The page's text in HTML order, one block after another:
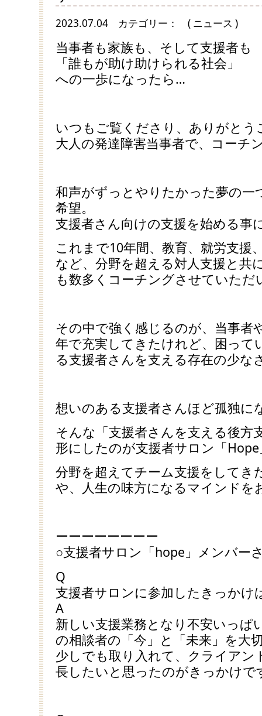
2023.07.04 カテゴリー： ( ニュース )
当事者も家族も、そして支援者も
「誰もが助け助けられる社会」
への一歩になったら…
いつもご覧くださり、ありがとう
大人の発達障害当事者で、コーチ
和声がずっとやりたかった夢の一
希望。
支援者さん向けの支援を始める事
これまで10年間、教育、就労支援
など、分野を超える対人支援と共
も数多くコーチングさせていただ
その中で強く感じるのが、当事者
年で充実してきたけれど、困って
る支援者さんを支える存在の少な
想いのある支援者さんほど孤独に
そんな「支援者さんを支える後方
形にしたのが支援者サロン「
分野を超えてチーム支援をしてき
や、人生の味方になるマインドを
ーーーーーーーー
○支援者サロン「hope」メンバー
Q
支援者サロンに参加したきっかけ
A
新しい支援業務となり不安いっぱ
の相談者の「今」と「未来」を大
少しでも取り入れて、クライアン
長したいと思ったのがきっかけで